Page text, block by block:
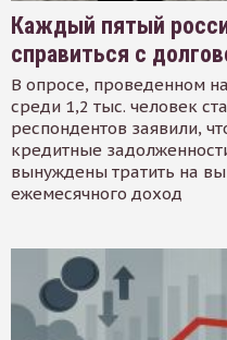
Каждый пятый
справиться с
В опросе, проведенном
среди 1,2 тыс. человек
респондентов заявили,
кредитные
вынуждены тратить на
ежемесячного доход